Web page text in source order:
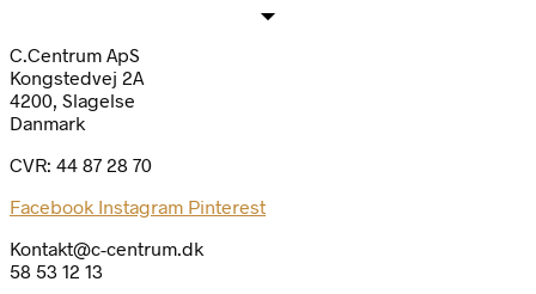
C.Centrum ApS
Kongstedvej 2A
4200, Slagelse
Danmark
CVR: 44 87 28 70
Facebook Instagram Pinterest
Kontakt@c-centrum.dk
58 53 12 13